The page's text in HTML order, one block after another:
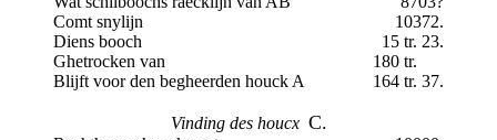
Comt snylijn
10372.
Diens booch
15 tr. 23.
Ghetrocken van
180 tr.
Blijft voor den begheerden houck A
164 tr. 37.
Vinding des houcx C.